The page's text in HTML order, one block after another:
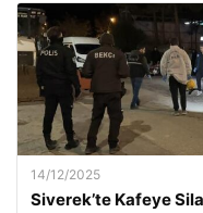
14/12/2025
Siverek’te Kafeye